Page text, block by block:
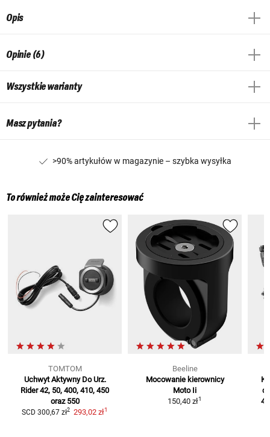
Opis
Opinie (6)
Wszystkie warianty
Masz pytania?
>90% artykułów w magazynie – szybka wysyłka
To również może Cię zainteresować
TOMTOM
Uchwyt Aktywny Do Urz.
Rider 42, 50, 400, 410, 450
oraz 550
SCD 300,67 zł2 293,02 zł1
Beeline
Mocowanie kierownicy
Moto Ii
150,40 zł1